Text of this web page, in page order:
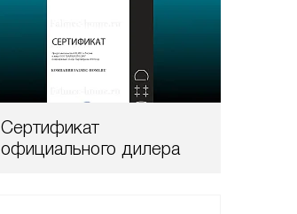
Сертификат
официального дилера